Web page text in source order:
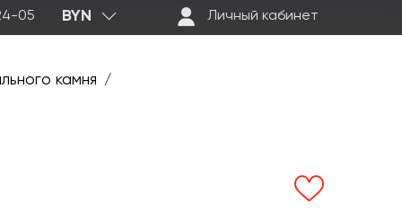
05 BYN Личный кабинет
камня /